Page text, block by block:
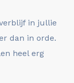
in jullie
dan in orde.
heel erg